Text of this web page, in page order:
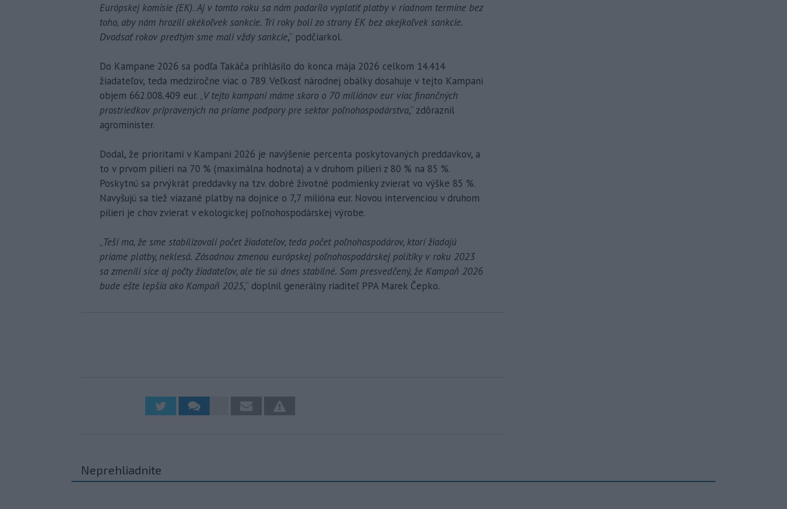
Európskej komisie (EK). Aj v tomto roku sa nám podarilo vyplatiť platby v riadnom termíne bez
toho, aby nám hrozili akékoľvek sankcie. Tri roky boli zo strany EK bez akejkoľvek sankcie.
Dvadsať rokov predtým sme mali vždy sankcie,“ podčiarkol.
Do Kampane 2026 sa podľa Takáča prihlásilo do konca mája 2026 celkom 14.414
žiadateľov, teda medziročne viac o 789. Veľkosť národnej obálky dosahuje v tejto Kampani
objem 662.008.409 eur. „V tejto kampani máme skoro o 70 miliónov eur viac finančných
prostriedkov pripravených na priame podpory pre sektor poľnohospodárstva,“ zdôraznil
agrominister.
Dodal, že prioritami v Kampani 2026 je navýšenie percenta poskytovaných preddavkov, a
to v prvom pilieri na 70 % (maximálna hodnota) a v druhom pilieri z 80 % na 85 %.
Poskytnú sa prvýkrát preddavky na tzv. dobré životné podmienky zvierat vo výške 85 %.
Navyšujú sa tiež viazané platby na dojnice o 7,7 milióna eur. Novou intervenciou v druhom
pilieri je chov zvierat v ekologickej poľnohospodárskej výrobe.
„Teší ma, že sme stabilizovali počet žiadateľov, teda počet poľnohospodárov, ktorí žiadajú
priame platby, neklesá. Zásadnou zmenou európskej poľnohospodárskej politiky v roku 2023
sa zmenili síce aj počty žiadateľov, ale tie sú dnes stabilné. Som presvedčený, že Kampaň 2026
bude ešte lepšia ako Kampaň 2025,“ doplnil generálny riaditeľ PPA Marek Čepko.
Neprehliadnite